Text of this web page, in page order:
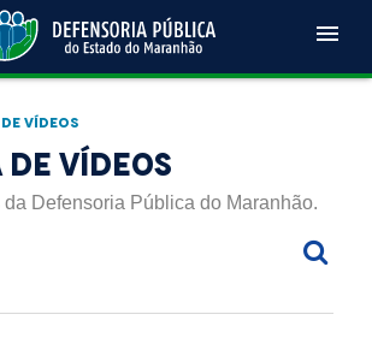
menu
Vídeos
Vídeos
da Defensoria Pública do Maranhão.